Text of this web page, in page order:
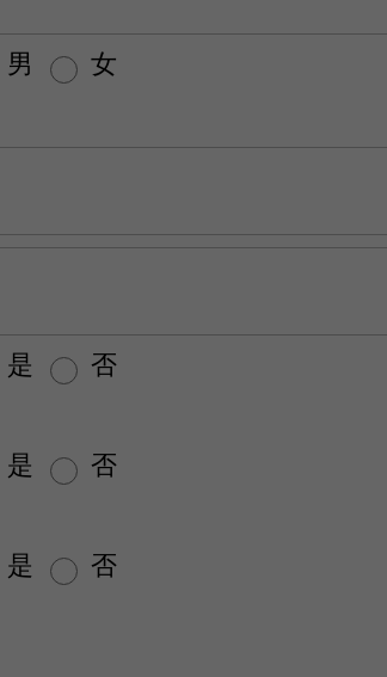
男 女
是 否
是 否
是 否